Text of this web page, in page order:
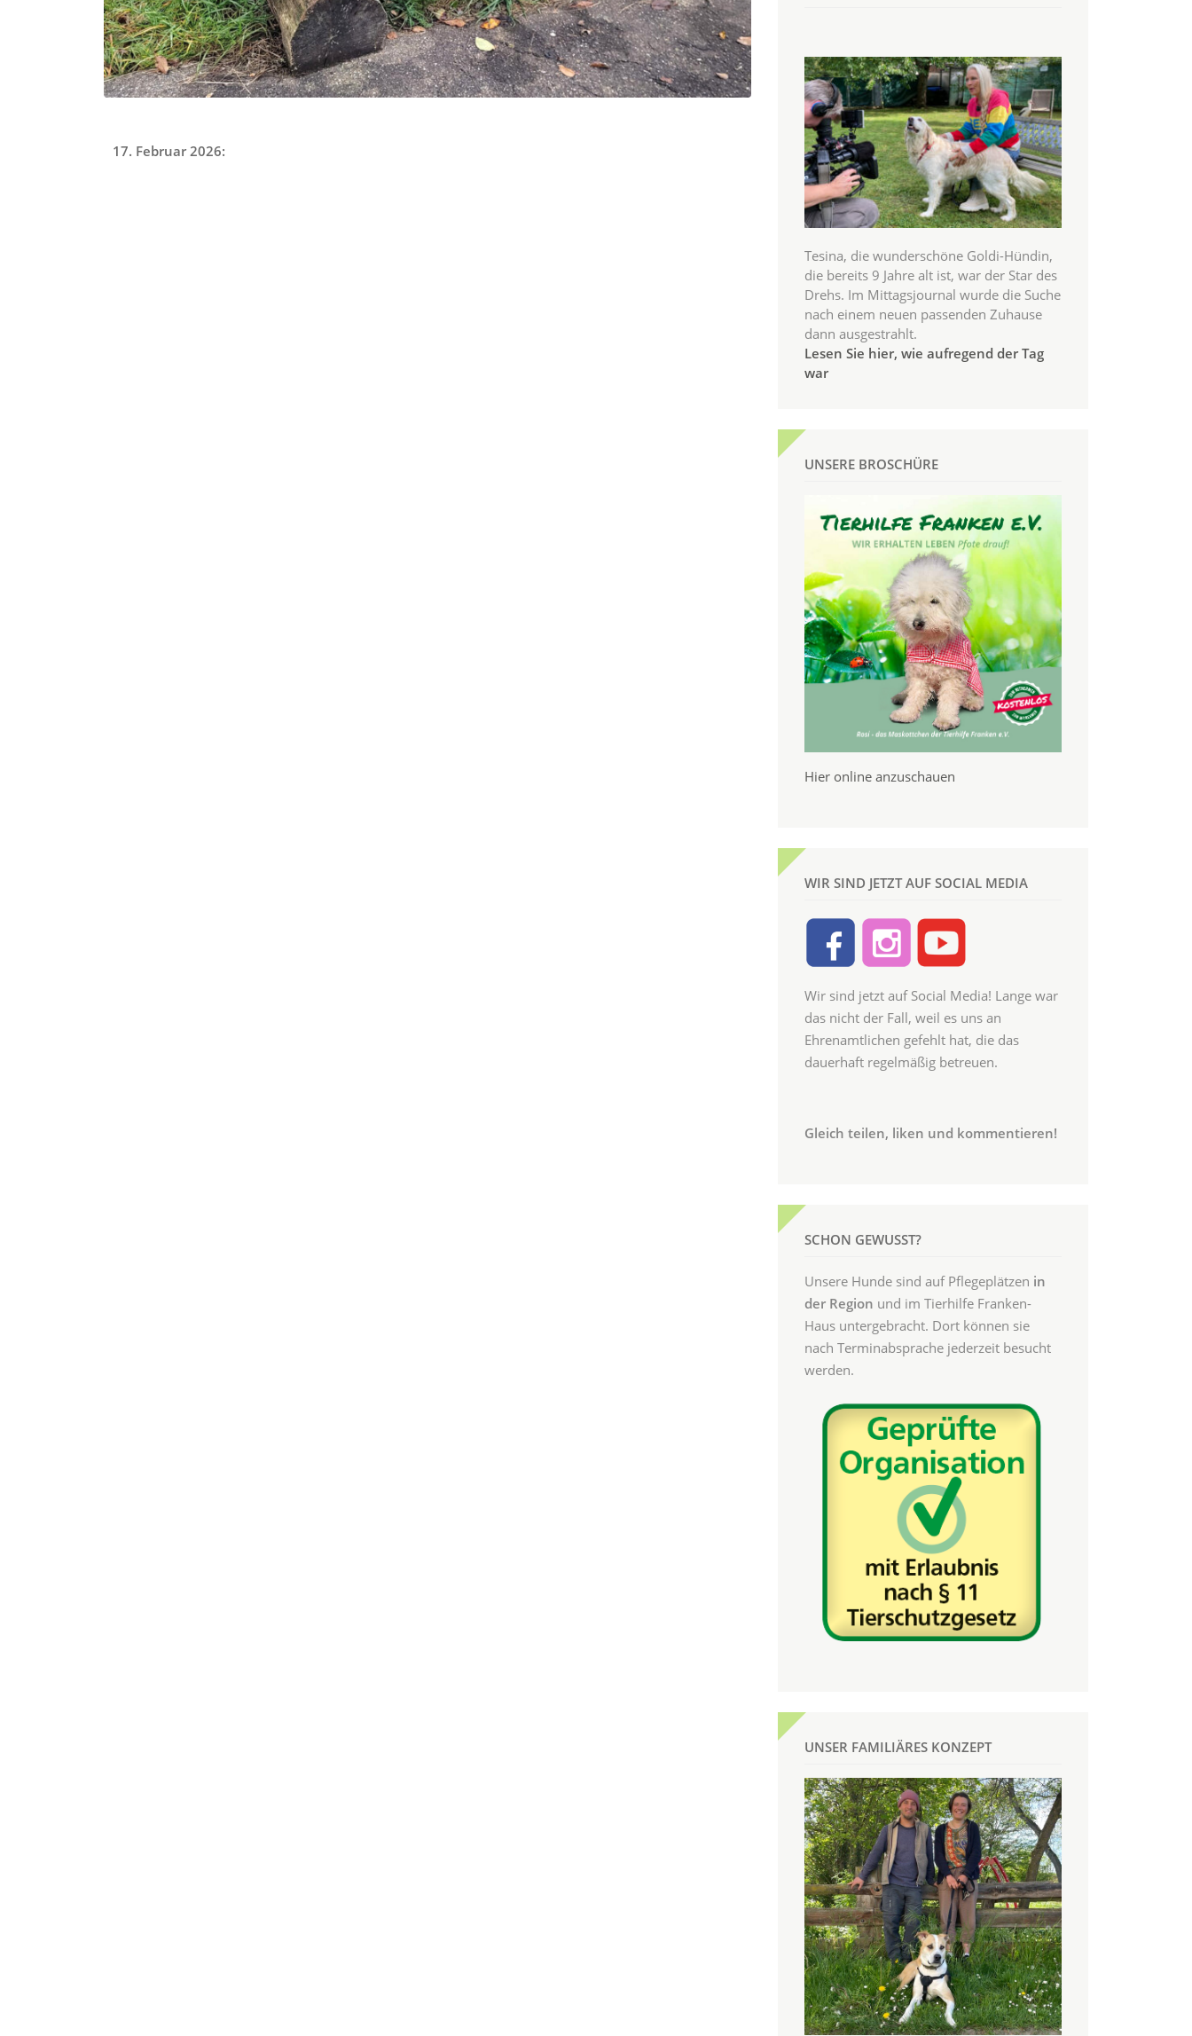
17. Februar 2026:
Tesina, die wunderschöne Goldi-Hündin,
die bereits 9 Jahre alt ist, war der Star des
Drehs. Im Mittagsjournal wurde die Suche
nach einem neuen passenden Zuhause
dann ausgestrahlt.
Lesen Sie hier, wie aufregend der Tag
war
UNSERE BROSCHÜRE
Hier online anzuschauen
WIR SIND JETZT AUF SOCIAL MEDIA
Wir sind jetzt auf Social Media! Lange war
das nicht der Fall, weil es uns an
Ehrenamtlichen gefehlt hat, die das
dauerhaft regelmäßig betreuen.
Gleich teilen, liken und kommentieren!
SCHON GEWUSST?
Unsere Hunde sind auf Pflegeplätzen in
der Region und im Tierhilfe Franken-
Haus untergebracht. Dort können sie
nach Terminabsprache jederzeit besucht
werden.
UNSER FAMILIÄRES KONZEPT